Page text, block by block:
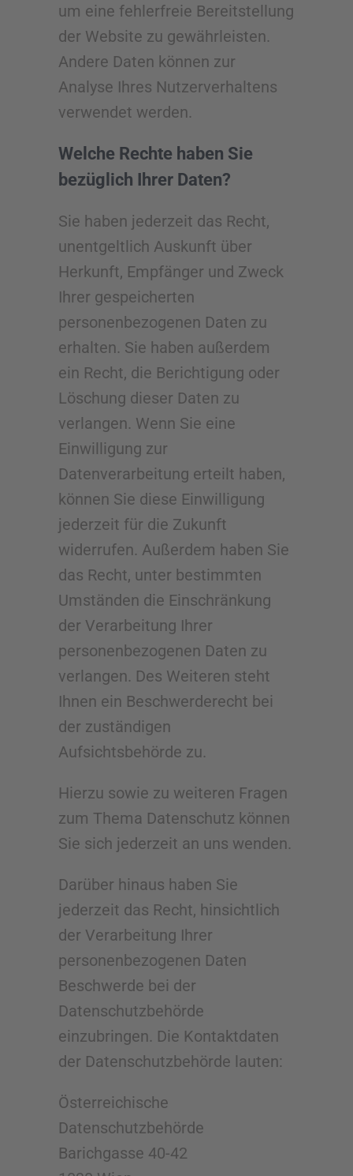
um eine fehlerfreie Bereitstellung
der Website zu gewährleisten.
Andere Daten können zur
Analyse Ihres Nutzerverhaltens
verwendet werden.
Welche Rechte haben Sie
bezüglich Ihrer Daten?
Sie haben jederzeit das Recht,
unentgeltlich Auskunft über
Herkunft, Empfänger und Zweck
Ihrer gespeicherten
personenbezogenen Daten zu
erhalten. Sie haben außerdem
ein Recht, die Berichtigung oder
Löschung dieser Daten zu
verlangen. Wenn Sie eine
Einwilligung zur
Datenverarbeitung erteilt haben,
können Sie diese Einwilligung
jederzeit für die Zukunft
widerrufen. Außerdem haben Sie
das Recht, unter bestimmten
Umständen die Einschränkung
der Verarbeitung Ihrer
personenbezogenen Daten zu
verlangen. Des Weiteren steht
Ihnen ein Beschwerderecht bei
der zuständigen
Aufsichtsbehörde zu.
Hierzu sowie zu weiteren Fragen
zum Thema Datenschutz können
Sie sich jederzeit an uns wenden.
Darüber hinaus haben Sie
jederzeit das Recht, hinsichtlich
der Verarbeitung Ihrer
personenbezogenen Daten
Beschwerde bei der
Datenschutzbehörde
einzubringen. Die Kontaktdaten
der Datenschutzbehörde lauten:
Österreichische
Datenschutzbehörde
Barichgasse 40-42